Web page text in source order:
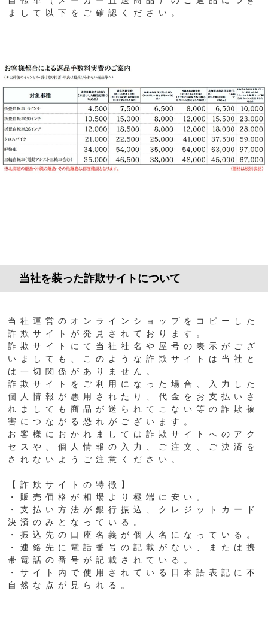
まして以下をご確認ください。
当社を装った詐欺サイトについて
当社運営のオンラインショップをコピーした
詐欺サイトが発見されております。
詐欺サイトにて当社社名や屋号の表示がござ
いましても、このような詐欺サイトは当社と
は一切関係がありません。
詐欺サイトをご利用になった場合、入力した
個人情報が悪用されたり、代金をお支払いさ
れましても商品が送られてこない等の詐欺被
害につながる恐れがございます。
お客様におかれましては詐欺サイトへのアク
セスや、個人情報の入力、ご注文、ご決済を
されないようご注意ください。
【詐欺サイトの特徴】
・販売価格が相場より極端に安い。
・支払い方法が銀行振込、クレジットカード
決済のみとなっている。
・振込先の口座名義が個人名になっている。
・連絡先に電話番号の記載がない、または携
帯電話の番号が記載されている。
・サイト内で使用されている日本語表記に不
自然な点が見られる。